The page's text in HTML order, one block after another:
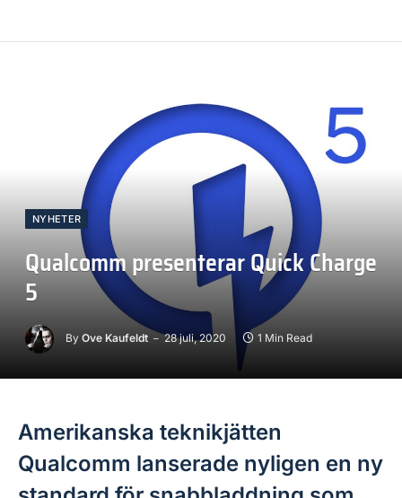
NYHETER
Qualcomm presenterar Quick Charge
5
By Ove Kaufeldt 28 juli, 2020 1 Min Read
Amerikanska teknikjätten
Qualcomm lanserade nyligen en ny